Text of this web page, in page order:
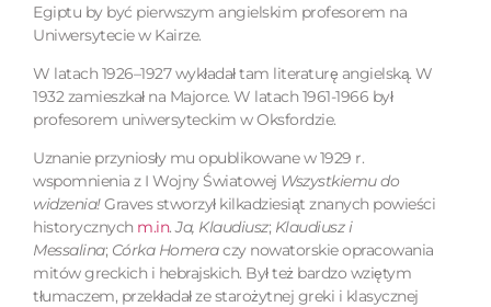
Egiptu by być pierwszym angielskim profesorem na
Uniwersytecie w Kairze.
W latach 1926–1927 wykładał tam literaturę angielską. W
1932 zamieszkał na Majorce. W latach 1961-1966 był
profesorem uniwersyteckim w Oksfordzie.
Uznanie przyniosły mu opublikowane w 1929 r.
wspomnienia z I Wojny Światowej Wszystkiemu do
widzenia!Graves stworzył kilkadziesiąt znanych powieści
historycznych m.in.Ja, Klaudiusz; Klaudiusz i
Messalina; Córka Homeraczy nowatorskie opracowania
mitów greckich i hebrajskich. Był też bardzo wziętym
tłumaczem, przekładał ze starożytnej greki i klasycznej